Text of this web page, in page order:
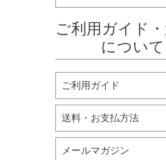
ご利用ガイド
について
ご利用ガイド
送料・お支払方法
メールマガジン